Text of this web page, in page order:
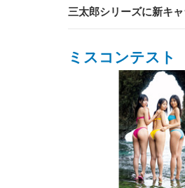
三太郎シリーズに新キ
ミスコンテスト